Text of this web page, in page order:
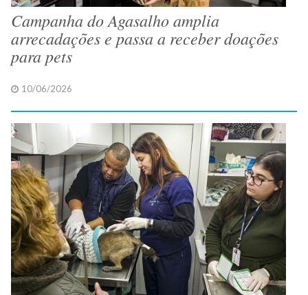
Campanha do Agasalho amplia
arrecadações e passa a receber doações
para pets
10/06/2026